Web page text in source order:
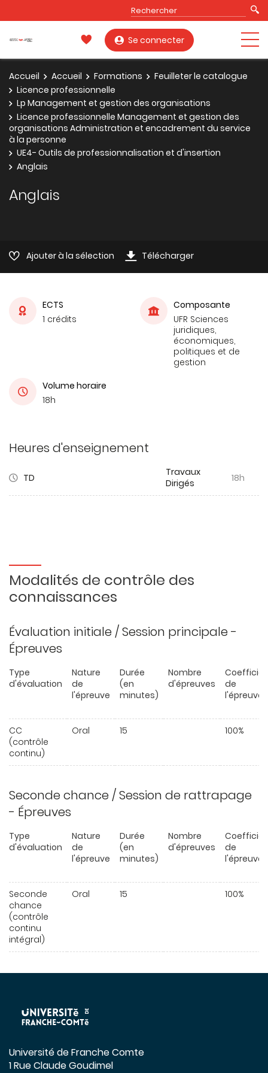
Se connecter
Accueil Accueil Formations
Feuilleter le catalogue
Licence professionnelle
Lp Management et gestion des organisations
Licence professionnelle Management et gestion des
organisations Administration et encadrement du service
à la personne
UE4- Outils de professionnalisation et d'insertion
Anglais
Anglais
Ajouter à la sélection Télécharger
ECTS
1 crédits
Composante
UFR Sciences
juridiques,
économiques,
politiques et de
gestion
Volume horaire
18h
Heures d'enseignement
TD
Travaux
Dirigés
18h
Modalités de contrôle des
connaissances
Évaluation initiale / Session principale -
Épreuves
Type
d'évaluation
Nature
de
l'épreuve
Durée
(en
minutes)
Nombre
d'épreuves
de
l'épreuve
CC
(contrôle
continu)
Oral 15 100%
Seconde chance / Session de rattrapage
- Épreuves
Type
d'évaluation
Nature
de
l'épreuve
Durée
(en
minutes)
Nombre
d'épreuves
de
l'épreuve
Seconde
chance
(contrôle
continu
intégral)
Oral 15 100%
Université de Franche Comte
1 Rue Claude Goudimel